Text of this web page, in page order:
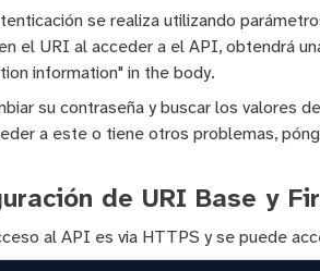
se realiza utilizando
el URI al acceder a el API, obtendrá
information" in the body.
su contraseña y buscar los valores
a este o tiene otros problemas,
de URI Base y
al API es via HTTPS y se puede